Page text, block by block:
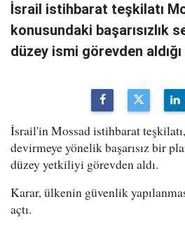
İsrail istihbarat teşkilatı
konusundaki başarısızlık
düzey ismi görevden
İsrail'in Mossad istihbarat
devirmeye yönelik başarısız bir
düzey yetkiliyi görevden aldı.
Karar, ülkenin güvenlik
açtı.